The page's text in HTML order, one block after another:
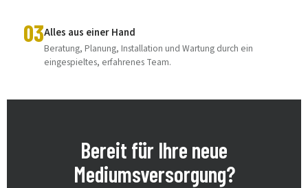
03Alles aus einer Hand
Beratung, Planung, Installation und Wartung durch ein
eingespieltes, erfahrenes Team.
Bereit für Ihre neue
Mediumsversorgung?